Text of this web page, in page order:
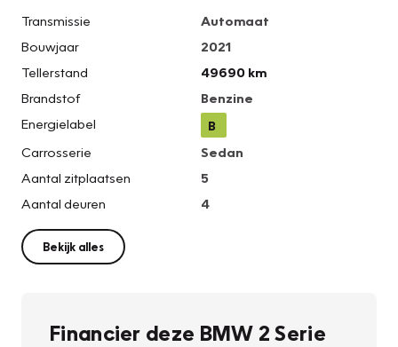
Transmissie
Automaat
Bouwjaar
2021
Tellerstand
49690 km
Brandstof
Benzine
Energielabel
B
Carrosserie
Sedan
Aantal zitplaatsen
5
Aantal deuren
4
Bekijk alles
Financier deze BMW 2 Serie